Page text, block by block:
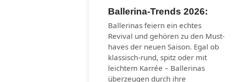
Ballerina-Trends 2026:
Ballerinas feiern ein echtes
Revival und gehören zu den Must-
haves der neuen Saison. Egal ob
klassisch-rund, spitz oder mit
leichtem Karrée – Ballerinas
überzeugen durch ihre